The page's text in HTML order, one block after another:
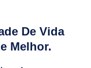
De Vida
Melhor.